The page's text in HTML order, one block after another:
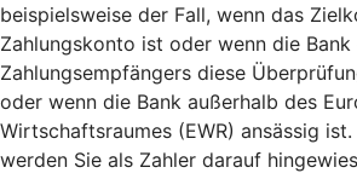
beispielsweise der Fall, wenn das
Zahlungskonto ist oder wenn die Bank
Zahlungsempfängers diese
oder wenn die Bank außerhalb des
Wirtschaftsraumes (EWR) ansässig
werden Sie als Zahler darauf